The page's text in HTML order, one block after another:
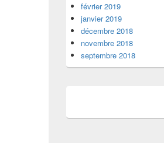
février 2019
janvier 2019
décembre 2018
novembre 2018
septembre 2018